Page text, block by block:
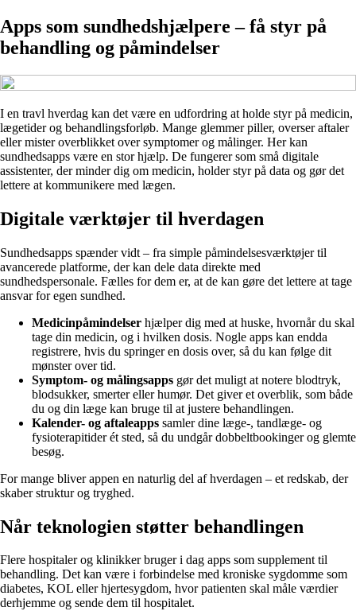
Apps som sundhedshjælpere – få styr på
behandling og påmindelser
I en travl hverdag kan det være en udfordring at holde styr på medicin,
lægetider og behandlingsforløb. Mange glemmer piller, overser aftaler
eller mister overblikket over symptomer og målinger. Her kan
sundhedsapps være en stor hjælp. De fungerer som små digitale
assistenter, der minder dig om medicin, holder styr på data og gør det
lettere at kommunikere med lægen.
Digitale værktøjer til hverdagen
Sundhedsapps spænder vidt – fra simple påmindelsesværktøjer til
avancerede platforme, der kan dele data direkte med
sundhedspersonale. Fælles for dem er, at de kan gøre det lettere at tage
ansvar for egen sundhed.
Medicinpåmindelser hjælper dig med at huske, hvornår du skal
tage din medicin, og i hvilken dosis. Nogle apps kan endda
registrere, hvis du springer en dosis over, så du kan følge dit
mønster over tid.
Symptom- og målingsapps gør det muligt at notere blodtryk,
blodsukker, smerter eller humør. Det giver et overblik, som både
du og din læge kan bruge til at justere behandlingen.
Kalender- og aftaleapps samler dine læge-, tandlæge- og
fysioterapitider ét sted, så du undgår dobbeltbookinger og glemte
besøg.
For mange bliver appen en naturlig del af hverdagen – et redskab, der
skaber struktur og tryghed.
Når teknologien støtter behandlingen
Flere hospitaler og klinikker bruger i dag apps som supplement til
behandling. Det kan være i forbindelse med kroniske sygdomme som
diabetes, KOL eller hjertesygdom, hvor patienten skal måle værdier
derhjemme og sende dem til hospitalet.